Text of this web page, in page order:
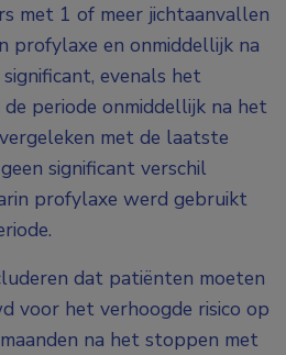
met 1 of meer jichtaanvallen
profylaxe en onmiddellijk na
evenals het
periode onmiddellijk na het
met de laatste
significant verschil
profylaxe werd gebruikt
dat patiënten moeten
voor het verhoogde risico op
na het stoppen met